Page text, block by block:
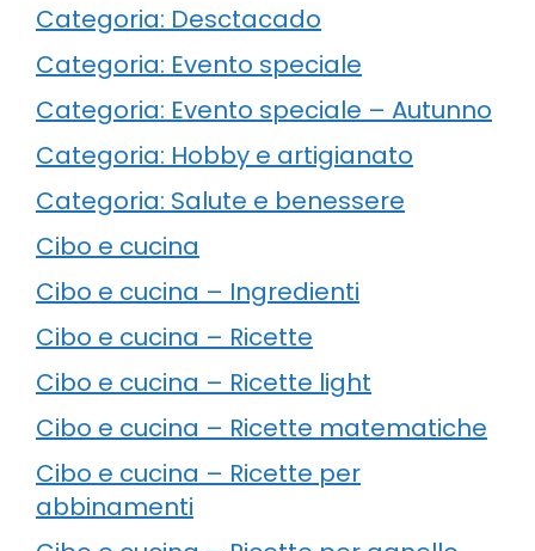
Categoria: Desctacado
Categoria: Evento speciale
Categoria: Evento speciale – Autunno
Categoria: Hobby e artigianato
Categoria: Salute e benessere
Cibo e cucina
Cibo e cucina – Ingredienti
Cibo e cucina – Ricette
Cibo e cucina – Ricette light
Cibo e cucina – Ricette matematiche
Cibo e cucina – Ricette per
abbinamenti